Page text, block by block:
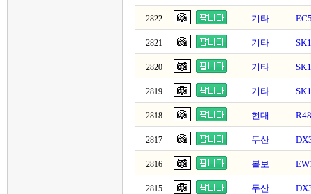
2822 기타
2821 기타
2820 기타
2819 기타
2818 현대
2817 두산
2816 볼보
2815 두산